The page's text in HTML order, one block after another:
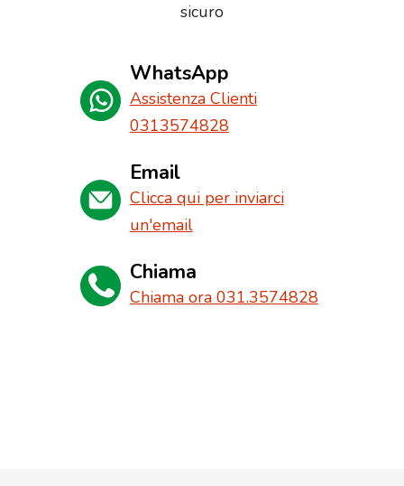
sicuro
WhatsApp
Assistenza Clienti
0313574828
Email
Clicca qui per inviarci
un'email
Chiama
Chiama ora 031.3574828